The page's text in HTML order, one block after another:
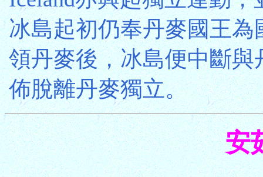
冰島起初仍奉丹麥國王為
領丹麥後，冰島便中斷與
佈脫離丹麥獨立。
安